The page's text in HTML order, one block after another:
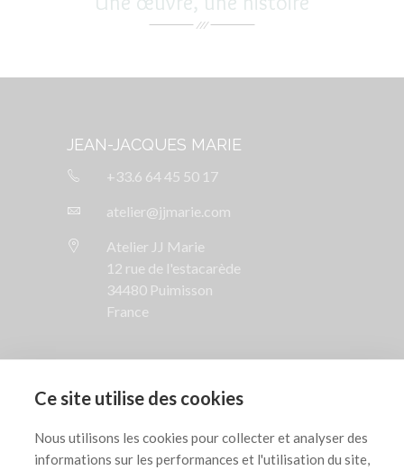
Ce site utilise des cookies
Nous utilisons les cookies pour collecter et analyser des
informations sur les performances et l'utilisation du site,
JEAN-JACQUES MARIE
+33.6 64 45 50 17
atelier@jjmarie.com
Atelier JJ Marie
12 rue de l'estacarède
34480 Puimisson
France